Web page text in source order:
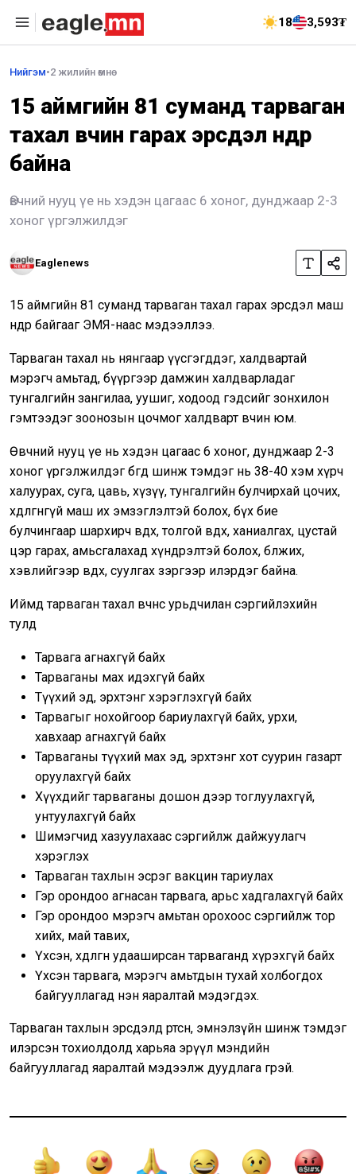
18 3,593₮
Нийгэм•2 жилийн өмнө
15 аймгийн 81 суманд тарваган
тахал өвчин гарах эрсдэл өндөр
байна
Өвчний нууц үе нь хэдэн цагаас 6 хоног, дунджаар 2-3
хоног үргэлжилдэг
Eaglenews
15 аймгийн 81 суманд тарваган тахал гарах эрсдэл маш
өндөр байгааг ЭМЯ-наас мэдээллээ.
Тарваган тахал нь нянгаар үүсгэгддэг, халдвартай
мэрэгч амьтад, бүүргээр дамжин халдварладаг
тунгалгийн зангилаа, уушиг, ходоод гэдсийг зонхилон
гэмтээдэг зоонозын цочмог халдварт өвчин юм.
Өвчний нууц үе нь хэдэн цагаас 6 хоног, дунджаар 2-3
хоног үргэлжилдэг бөгөөд шинж тэмдэг нь 38-40 хэм хүрч
халуурах, суга, цавь, хүзүү, тунгалгийн булчирхай цочих,
хөдөлгөөнгүй маш их эмзэглэлтэй болох, бүх бие
булчингаар шархирч өвдөх, толгой өвдөх, ханиалгах, цустай
цэр гарах, амьсгалахад хүндрэлтэй болох, бөөлжих,
хэвлийгээр өвдөх, суулгах зэргээр илэрдэг байна.
Иймд тарваган тахал өвчнөөс урьдчилан сэргийлэхийн
тулд
Тарвага агнахгүй байх
Тарваганы мах идэхгүй байх
Түүхий эд, эрхтэнг хэрэглэхгүй байх
Тарвагыг нохойгоор бариулахгүй байх, урхи,
хавхаар агнахгүй байх
Тарваганы түүхий мах эд, эрхтэнг хот суурин газарт
оруулахгүй байх
Хүүхдийг тарваганы дошон дээр тоглуулахгүй,
унтуулахгүй байх
Шимэгчид хазуулахаас сэргийлж дайжуулагч
хэрэглэх
Тарваган тахлын эсрэг вакцин тариулах
Гэр орондоо агнасан тарвага, арьс хадгалахгүй байх
Гэр орондоо мэрэгч амьтан орохоос сэргийлж тор
хийх, май тавих,
Үхсэн, хөдөлгөөн удааширсан тарваганд хүрэхгүй байх
Үхсэн тарвага, мэрэгч амьтдын тухай холбогдох
байгууллагад нэн яаралтай мэдэгдэх.
Тарваган тахлын эрсдэлд өртсөн, эмнэлзүйн шинж тэмдэг
илэрсэн тохиолдолд харьяа эрүүл мэндийн
байгууллагад яаралтай мэдээлж дуудлага өгөөрэй.